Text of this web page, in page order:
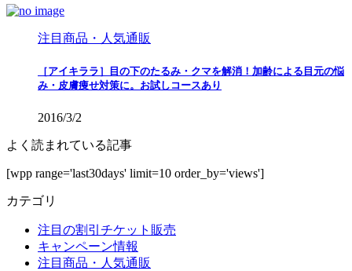
注目商品・人気通販
［アイキララ］目の下のたるみ・クマを解消！加齢による目元の悩
み・皮膚痩せ対策に。お試しコースあり
2016/3/2
よく読まれている記事
[wpp range='last30days' limit=10 order_by='views']
カテゴリ
注目の割引チケット販売
キャンペーン情報
注目商品・人気通販